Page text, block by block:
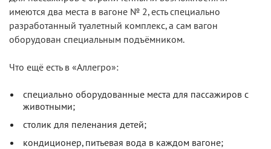
имеются два места в вагоне № 2, есть специально
разработанный туалетный комплекс, а сам вагон
оборудован специальным подъёмником.
Что ещё есть в «Аллегро»:
специально оборудованные места для пассажиров с
животными;
столик для пеленания детей;
кондиционер, питьевая вода в каждом вагоне;